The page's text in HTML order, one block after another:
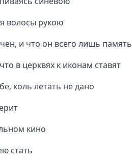
волосы рукою
и что он всего лишь память
в церквях к иконам ставят
коль летать не дано
кино
стать